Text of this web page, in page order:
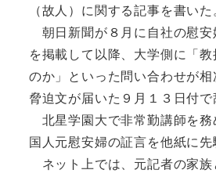
（故人）に関する記事を書いた
朝日新聞が８月に自社の慰
を掲載して以降、大学側に「
のか」といった問い合わせが
脅迫文が届いた９月１３日付で
北星学園大で非常勤講師を
国人元慰安婦の証言を他紙に先
ネット上では、元記者の家